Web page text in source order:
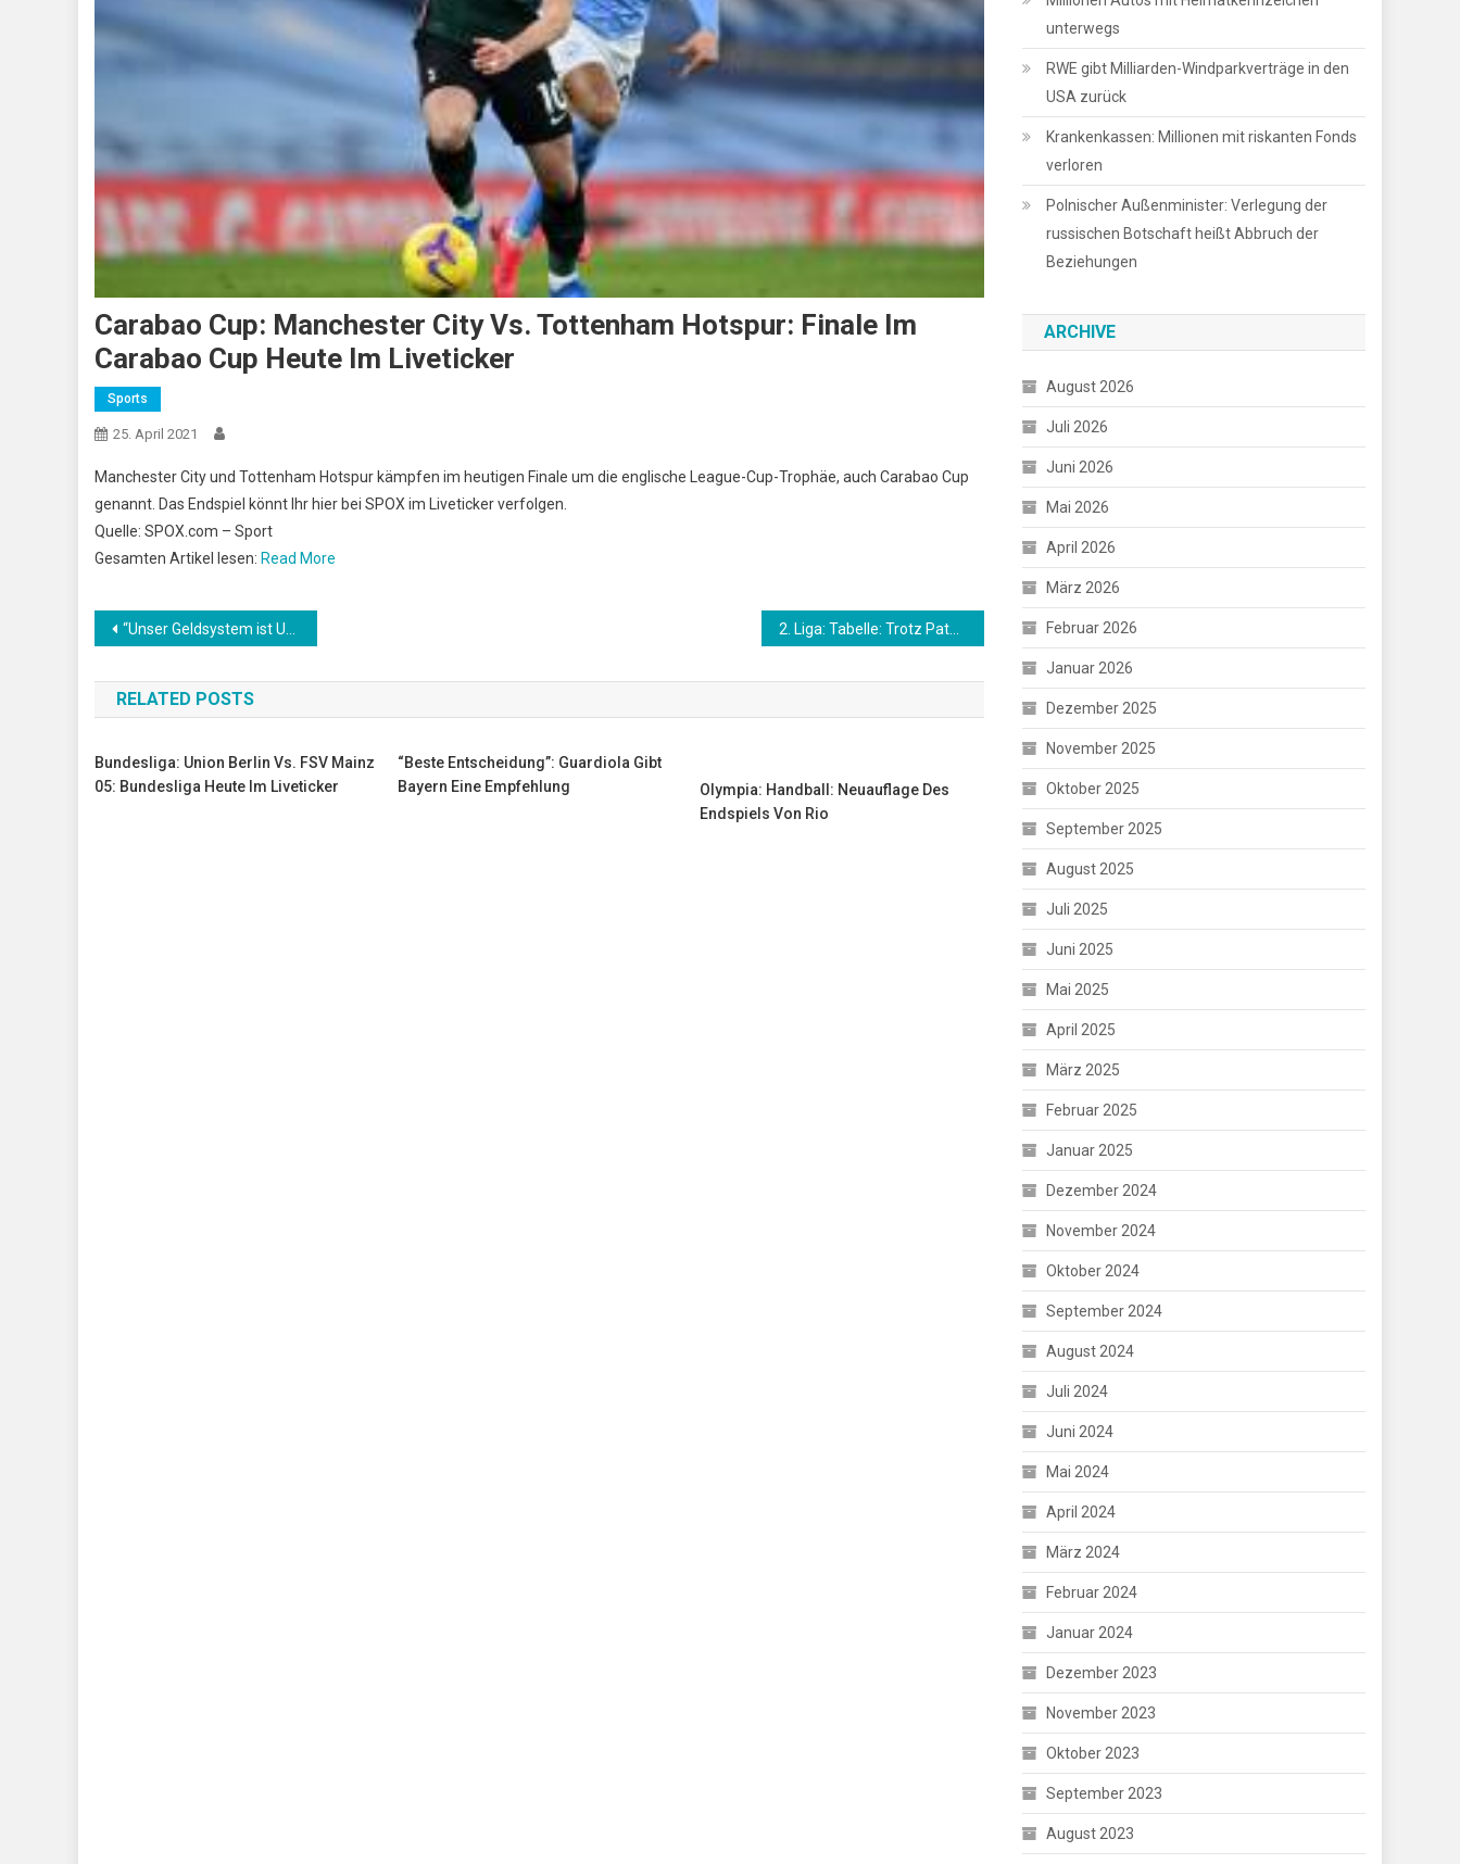
Carabao Cup: Manchester City Vs. Tottenham Hotspur: Finale Im
Carabao Cup Heute Im Liveticker
Sports
25. April 2021
Manchester City und Tottenham Hotspur kämpfen im heutigen Finale um die englische League-Cup-Trophäe, auch Carabao Cup
genannt. Das Endspiel könnt Ihr hier bei SPOX im Liveticker verfolgen.
Quelle: SPOX.com – Sport
Gesamten Artikel lesen: Read More
Beitrags-
Navigation
“Unser Geldsystem ist Unrecht” – Verwaltungsjurist schlägt neues Geldsystem vor
RELATED POSTS
Bundesliga: Union Berlin Vs. FSV Mainz
05: Bundesliga Heute Im Liveticker
“Beste Entscheidung”: Guardiola Gibt
Bayern Eine Empfehlung
Olympia: Handball: Neuauflage Des
Endspiels Von Rio
unterwegs
RWE gibt Milliarden-Windparkverträge in den
USA zurück
Krankenkassen: Millionen mit riskanten Fonds
verloren
Polnischer Außenminister: Verlegung der
russischen Botschaft heißt Abbruch der
Beziehungen
ARCHIVE
August 2026
Juli 2026
Juni 2026
Mai 2026
April 2026
März 2026
Februar 2026
Januar 2026
Dezember 2025
November 2025
Oktober 2025
September 2025
August 2025
Juli 2025
Juni 2025
Mai 2025
April 2025
März 2025
Februar 2025
Januar 2025
Dezember 2024
November 2024
Oktober 2024
September 2024
August 2024
Juli 2024
Juni 2024
Mai 2024
April 2024
März 2024
Februar 2024
Januar 2024
Dezember 2023
November 2023
Oktober 2023
September 2023
August 2023